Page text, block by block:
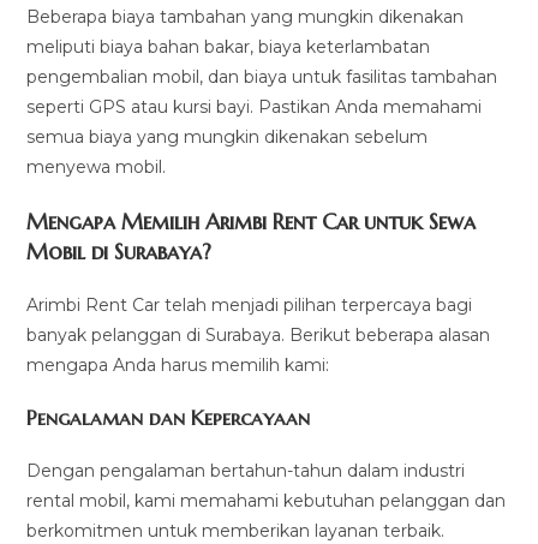
Beberapa biaya tambahan yang mungkin dikenakan
meliputi biaya bahan bakar, biaya keterlambatan
pengembalian mobil, dan biaya untuk fasilitas tambahan
seperti GPS atau kursi bayi. Pastikan Anda memahami
semua biaya yang mungkin dikenakan sebelum
menyewa mobil.
Mengapa Memilih Arimbi Rent Car untuk Sewa
Mobil di Surabaya?
Arimbi Rent Car telah menjadi pilihan terpercaya bagi
banyak pelanggan di Surabaya. Berikut beberapa alasan
mengapa Anda harus memilih kami:
Pengalaman dan Kepercayaan
Dengan pengalaman bertahun-tahun dalam industri
rental mobil, kami memahami kebutuhan pelanggan dan
berkomitmen untuk memberikan layanan terbaik.